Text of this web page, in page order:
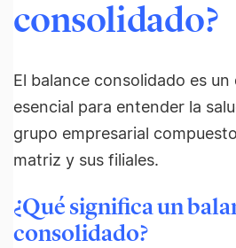
consolidado?
El balance consolidado es
esencial para entender la
grupo empresarial
matriz y sus filiales.
¿Qué significa un
consolidado?